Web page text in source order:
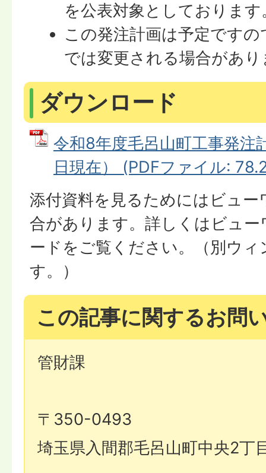
を公表対象としております
この発注計画は予定です
では変更される場合があり
ダウンロード
令和8年度毛呂山町工事発注
日現在） (PDFファイル:
添付資料を見るためにはビュ
合があります。詳しくはビュ
ードをご覧ください。（別ウ
す。）
この記事に関するお問
管財課
〒350-0493
埼玉県入間郡毛呂山町中央2丁